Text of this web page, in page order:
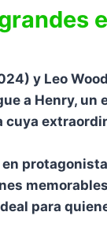
y Leo
a Henry,
para